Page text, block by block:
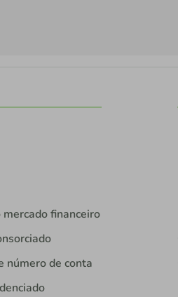
mercado financeiro
número de conta